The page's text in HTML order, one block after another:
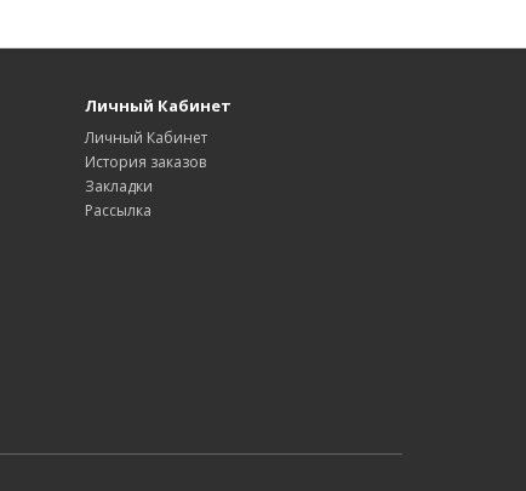
Личный Кабинет
Личный Кабинет
История заказов
Закладки
Рассылка